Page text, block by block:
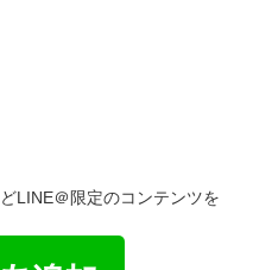
LINE＠限定のコンテンツを